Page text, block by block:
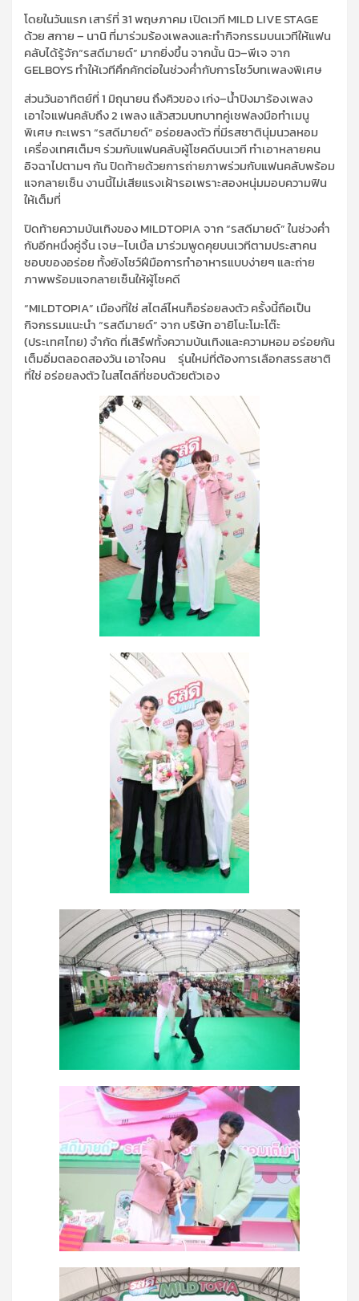
โดยในวันแรกเสาร์ที่31พฤษภาคม เปิดเวที MILD LIVE STAGE
ด้วยสกาย– นานิ ที่มาร่วมร้องเพลงและทำกิจกรรมบนเวทีให้แฟน
คลับได้รู้จัก“รสดีมายด์” มากยิ่งขึ้นจากนั้น นิว–พีเจจาก
GELBOYSทำให้เวทีคึกคักต่อในช่วงค่ำกับการโชว์บทเพลงพิเศษ
ส่วนวันอาทิตย์ที่1 มิถุนายน ถึงคิวของเก่ง–น้ำปิงมาร้องเพลง
เอาใจแฟนคลับถึง2 เพลง แล้วสวมบทบาทคู่เชฟลงมือทำเมนู
พิเศษกะเพรา “รสดีมายด์”อร่อยลงตัวที่มีรสชาตินุ่มนวลหอม
เครื่องเทศเต็มๆร่วมกับแฟนคลับผู้โชคดีบนเวที ทำเอาหลายคน
อิจฉาไปตามๆ กันปิดท้ายด้วยการถ่ายภาพร่วมกับแฟนคลับพร้อม
แจกลายเซ็นงานนี้ไม่เสียแรงเฝ้ารอเพราะสองหนุ่มมอบความฟิน
ให้เต็มที่
ปิดท้ายความบันเทิงของMILDTOPIAจาก“รสดีมายด์”ในช่วงค่ำ
กับอีกหนึ่งคู่จิ้น เจษ–ไบเบิ้ล มาร่วมพูดคุยบนเวทีตามประสาคน
ชอบของอร่อย ทั้งยังโชว์ฝีมือการทำอาหารแบบง่ายๆ และถ่าย
ภาพพร้อมแจกลายเซ็นให้ผู้โชคดี
“MILDTOPIA” เมืองที่ใช่ สไตล์ไหนก็อร่อยลงตัวครั้งนี้ถือเป็น
กิจกรรมแนะนำ “รสดีมายด์” จากบริษัทอายิโนะโมะโต๊ะ
(ประเทศไทย)จำกัด ที่เสิร์ฟทั้งความบันเทิงและความหอม อร่อยกัน
เต็มอิ่มตลอดสองวัน เอาใจคน
รุ่นใหม่ที่ต้องการเลือกสรรสชาติ
ที่ใช่ อร่อยลงตัว ในสไตล์ที่ชอบด้วยตัวเอง